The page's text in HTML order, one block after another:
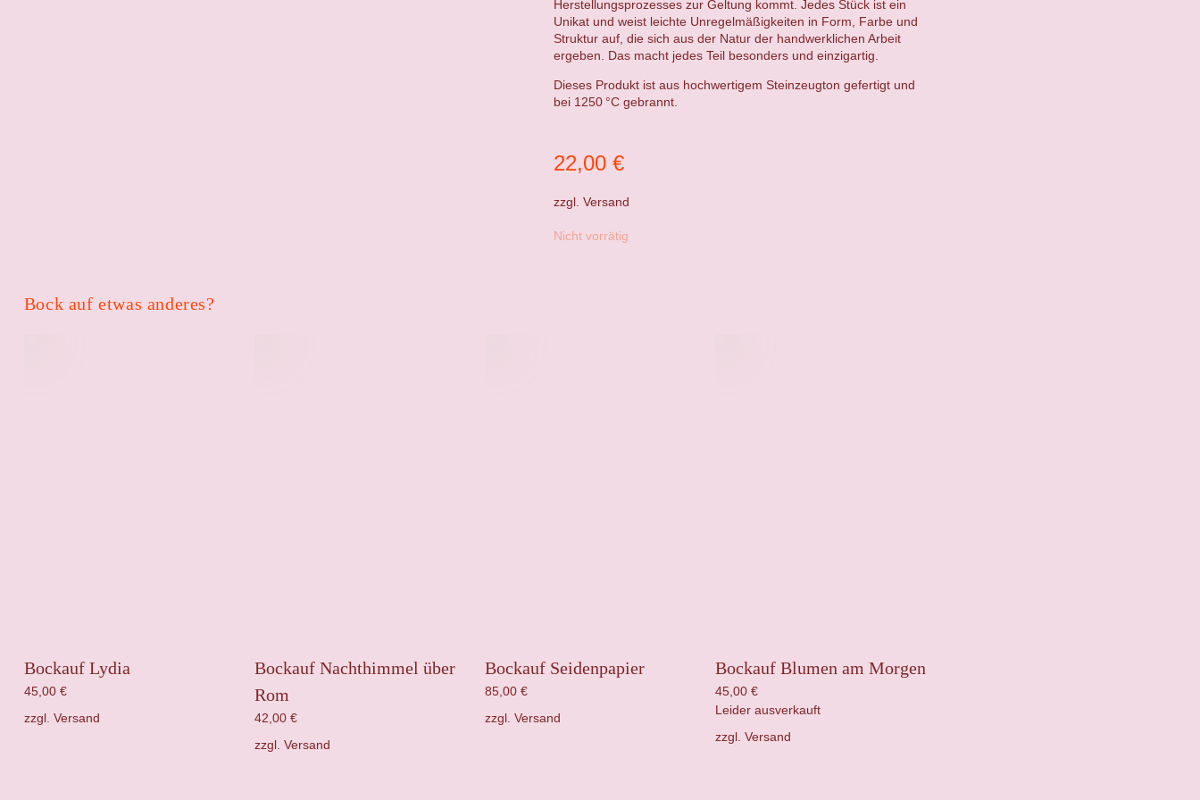
zzgl.Versand
22,00€
Nicht vorrätig
Herstellungsprozesses zur Geltung kommt. Jedes Stück ist ein
Unikat und weist leichte Unregelmäßigkeiten in Form, Farbe und
Struktur auf, die sich aus der Natur der handwerklichen Arbeit
ergeben. Das macht jedes Teil besonders und einzigartig.
Dieses Produkt ist aus hochwertigem Steinzeugton gefertigt und
bei 1250 °C gebrannt.
Bock auf etwas anderes?
Bockauf Lydia
45,00 €
zzgl. Versand
Bockauf Nachthimmel über
Rom
42,00 €
zzgl. Versand
Bockauf Seidenpapier
85,00 €
zzgl. Versand
Bockauf Blumen am Morgen
45,00€
Leider ausverkauft
zzgl.Versand